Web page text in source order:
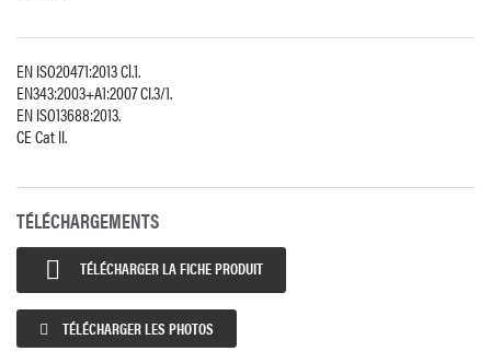
EN ISO20471:2013 Cl.1.
EN343:2003+A1:2007 CI.3/1.
EN ISO13688:2013.
CE Cat II.
TÉLÉCHARGEMENTS
 TÉLÉCHARGER LA FICHE PRODUIT
TÉLÉCHARGER LES PHOTOS